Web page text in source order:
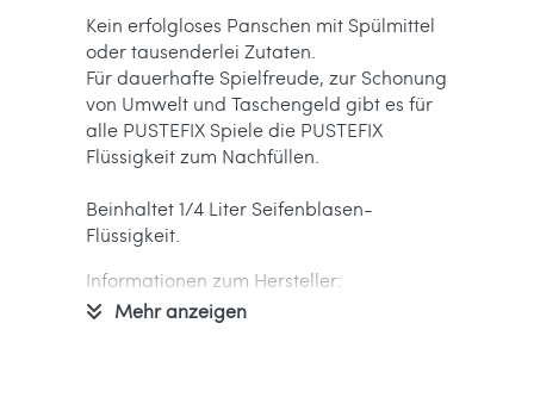
Kein erfolgloses Panschen mit Spülmittel
oder tausenderlei Zutaten.
Für dauerhafte Spielfreude, zur Schonung
von Umwelt und Taschengeld gibt es für
alle PUSTEFIX Spiele die PUSTEFIX
Flüssigkeit zum Nachfüllen.
Beinhaltet 1/4 Liter Seifenblasen-
Flüssigkeit.
Informationen zum Hersteller:
Verantwortlich für dieses Produkt ist der
in der EU ansässige Wirtschaftsakteur
Mehr anzeigen